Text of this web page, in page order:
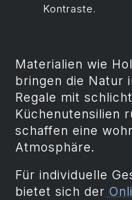
Kontraste.
Materialien wie
bringen die Natur
Regale mit
Küchenutensilien
schaffen eine
Atmosphäre.
Für individuelle
bietet sich der